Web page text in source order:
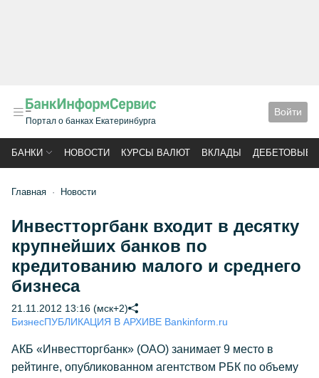
Портал о банках Екатеринбурга
Войти
БАНКИ НОВОСТИ КУРСЫ ВАЛЮТ ВКЛАДЫ ДЕБЕТОВЫЕ
Главная Новости
Инвестторгбанк входит в десятку
крупнейших банков по
кредитованию малого и среднего
бизнеса
21.11.2012 13:16 (мск+2)
БизнесПУБЛИКАЦИЯ В АРХИВЕ Bankinform.ru
АКБ «Инвестторгбанк» (ОАО) занимает 9 место в
рейтинге, опубликованном агентством РБК по объему